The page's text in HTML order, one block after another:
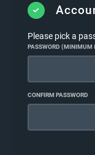
ovesta
huolellisesti.
Salin säännöt
Maksut
Please pick a
PASSWORD (MINIMUM
CONFIRM PASSWORD